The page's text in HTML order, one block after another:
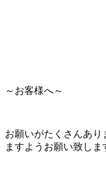
～お客様へ～
お願いがたくさんあり
ますようお願い致しま